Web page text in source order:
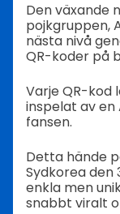
Den växande
pojkgruppen,
nästa nivå
QR-koder på
Varje QR-kod
inspelat av
fansen.
Detta hände
Sydkorea den
enkla men
snabbt viralt